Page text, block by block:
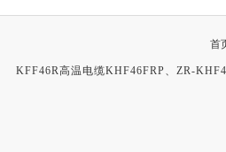
首
KFF46R高温电缆KHF46FRP、ZR-